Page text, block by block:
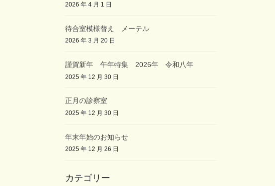
2026 年 4 月 1 日
待合室模様替え メーテル
2026 年 3 月 20 日
謹賀新年 午年特集 2026年 令和八年
2025 年 12 月 30 日
正月の診察室
2025 年 12 月 30 日
年末年始のお知らせ
2025 年 12 月 26 日
カテゴリー